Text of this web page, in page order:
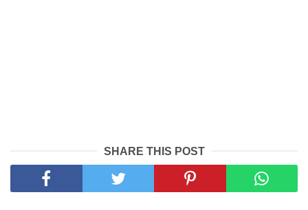
SHARE THIS POST